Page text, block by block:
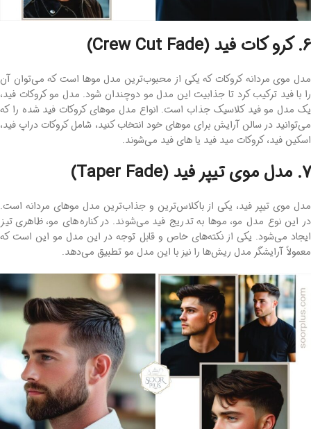
6. کرو کات فید (Crew Cut Fade)
مدل موی مردانه کروکات که یکی از محبوب‌ترین مدل موها است که می‌توان آن
را با فید ترکیب کرد تا جذابیت این مدل مو دوچندان شود. مدل مو کروکات فید،
یک مدل مو فید کلاسیک جذاب است. انواع مدل موهای کروکات فید شده را که
می‌توانید در سالن آرایش برای موهای خود انتخاب کنید، شامل کروکات دراپ فید،
اسکین فید، کروکات مید فید یا های فید می‌شوند.
7. مدل موی تیپر فید (Taper Fade)
مدل موی تیپر فید، یکی از باکلاس‌ترین و جذاب‌ترین مدل موهای مردانه است.
در این نوع مدل مو، موها به تدریج فید می‌شوند. در کناره‌های مو، ظاهری تیز
ایجاد می‌شود. یکی از نکته‌های خاص و قابل توجه در این مدل مو این است که
معمولاً آرایشگر مدل ریش‌ها را نیز با این مدل مو تطبیق می‌دهد.